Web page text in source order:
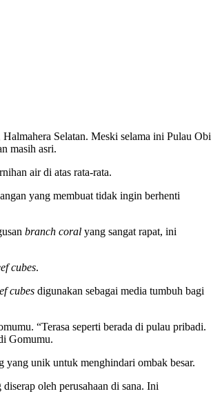
Selatan. Meski selama ini Pulau Obi
masih asri.
air di atas rata-rata.
yang membuat tidak ingin berhenti
branch coral yang sangat rapat, ini
cubes.
cubes digunakan sebagai media tumbuh bagi
“Terasa seperti berada di pulau pribadi.
Gomumu.
yang unik untuk menghindari ombak besar.
oleh perusahaan di sana. Ini